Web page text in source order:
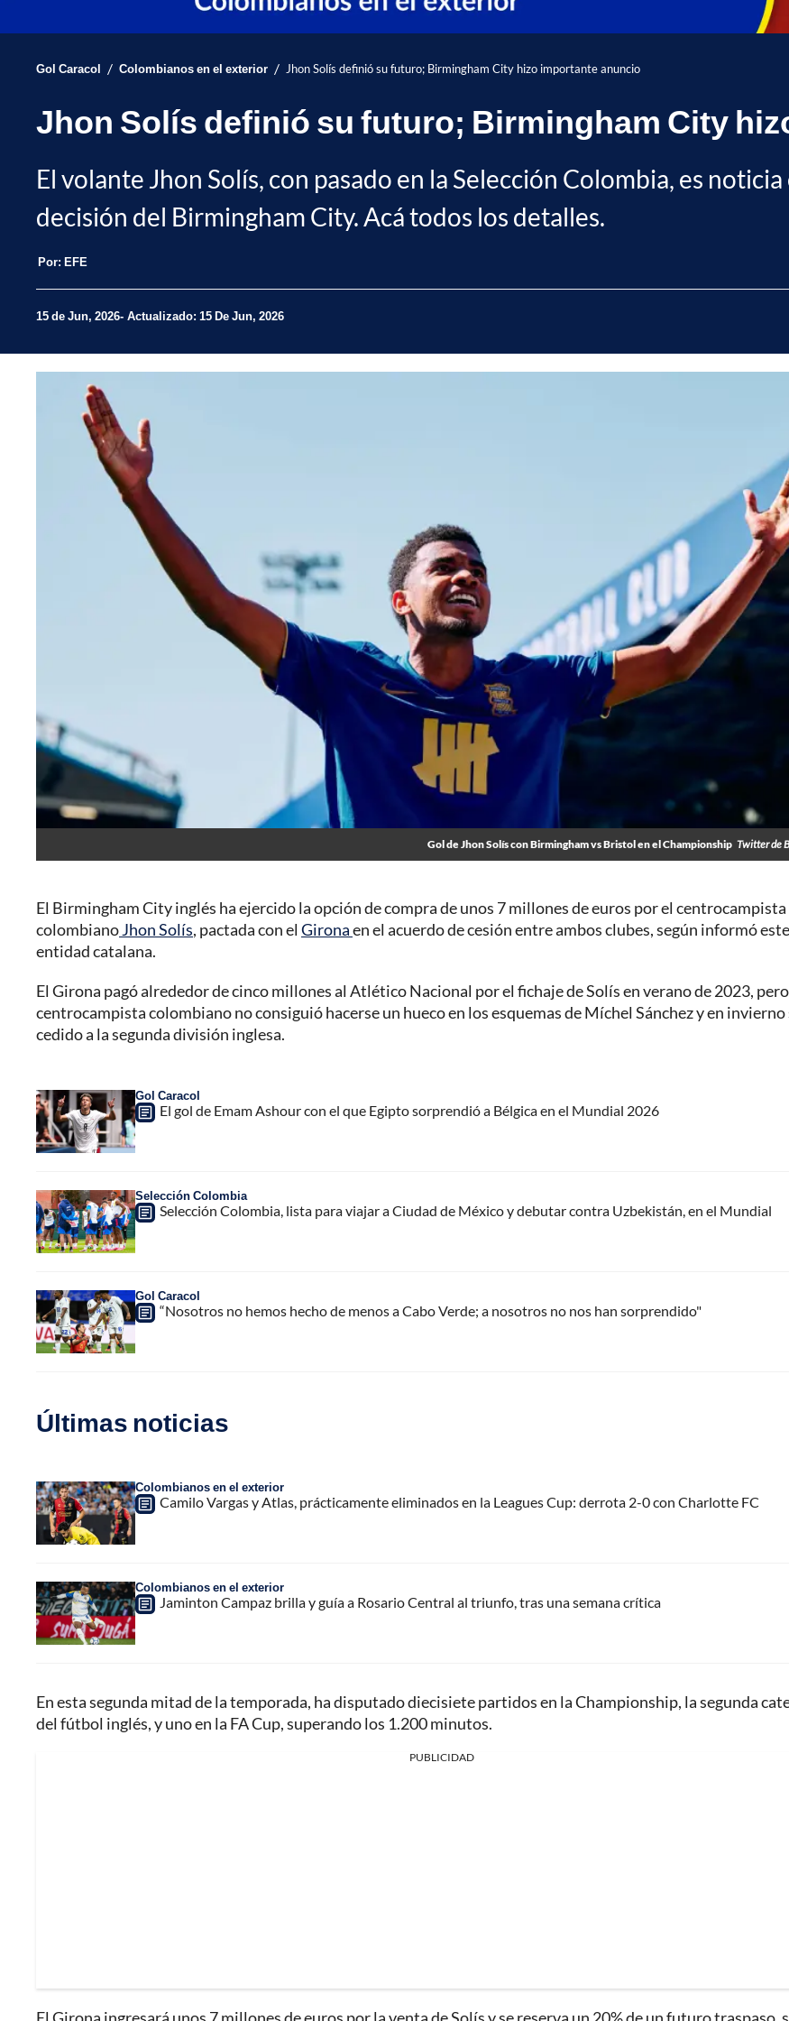
Gol Caracol / Colombianos en el exterior / Jhon Solís definió su futuro; Birmingham City hizo importante anuncio
Jhon Solís definió su futuro; Birmingham City
El volante Jhon Solís, con pasado en la Selección Colombia, es
decisión del Birmingham City. Acá todos los detalles.
Por: EFE
15 de Jun, 2026 Actualizado: 15 De Jun, 2026
Gol de Jhon Solís con Birmingham vs Bristol en el Championship Twitter de
El Birmingham City inglés ha ejercido la opción de compra de unos 7 millones de euros por el centrocampista
colombianoJhon Solís, pactada con el Gironaen el acuerdo de cesión entre ambos clubes, según informó
entidad catalana.
El Girona pagó alrededor de cinco millones al Atlético Nacional por el fichaje de Solís en verano de 2023,
centrocampista colombiano no consiguió hacerse un hueco en los esquemas de Míchel Sánchez y en
cedido a la segunda división inglesa.
Gol Caracol
El gol de Emam Ashour con el que Egipto sorprendió a Bélgica en el Mundial 2026
Selección Colombia
Selección Colombia, lista para viajar a Ciudad de México y debutar contra Uzbekistán, en el Mundial
Gol Caracol
“Nosotros no hemos hecho de menos a Cabo Verde; a nosotros no nos han sorprendido"
Últimas noticias
Colombianos en el exterior
Camilo Vargas y Atlas, prácticamente eliminados en la Leagues Cup: derrota 2-0 con Charlotte FC
Colombianos en el exterior
Jaminton Campaz brilla y guía a Rosario Central al triunfo, tras una semana crítica
En esta segunda mitad de la temporada, ha disputado diecisiete partidos en la Championship, la segunda
del fútbol inglés, y uno en la FA Cup, superando los 1.200 minutos.
PUBLICIDAD